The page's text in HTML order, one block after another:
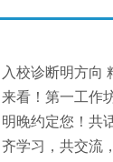
入校诊断明方向
来看！第一工作
明晚约定您！共
齐学习，共交流